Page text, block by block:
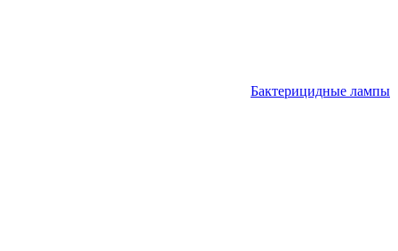
Бактерицидные лампы